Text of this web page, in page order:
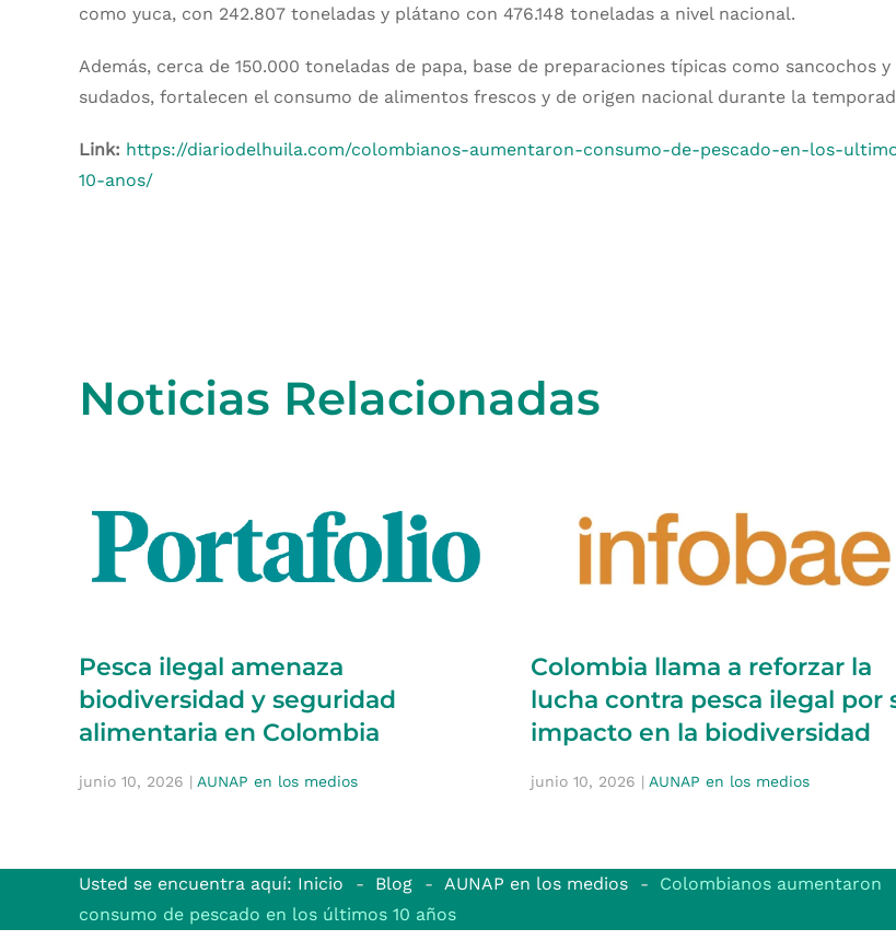
como yuca, con 242.807 toneladas y plátano con 476.148 toneladas a nivel nacional.
Además, cerca de 150.000 toneladas de papa, base de preparaciones típicas como sancochos y
sudados, fortalecen el consumo de alimentos frescos y de origen nacional durante la
Link: https://diariodelhuila.com/colombianos-aumentaron-consumo-de-pescado-en-los-
10-anos/
Noticias Relacionadas
Pesca ilegal amenaza
biodiversidad y seguridad
alimentaria en Colombia
junio 10, 2026 | AUNAP en los medios
Colombia llama a reforzar la
lucha contra pesca ilegal por
impacto en la biodiversidad
junio 10, 2026 | AUNAP en los medios
Usted se encuentra aquí: Inicio Blog AUNAP en los medios
Colombianos aumentaron
consumo de pescado en los últimos 10 años